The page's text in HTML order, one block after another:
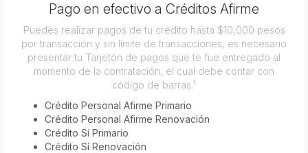
Pago en efectivo a Créditos Afirme
Puedes realizar pagos de tu crédito hasta $10,000 pesos
por transacción y sin límite de transacciones, es necesario
presentar tu Tarjetón de pagos que te fue entregado al
momento de la contratación, el cual debe contar con
código de barras.¹
Crédito Personal Afirme Primario
Crédito Personal Afirme Renovación
Crédito Sí Primario
Crédito Sí Renovación